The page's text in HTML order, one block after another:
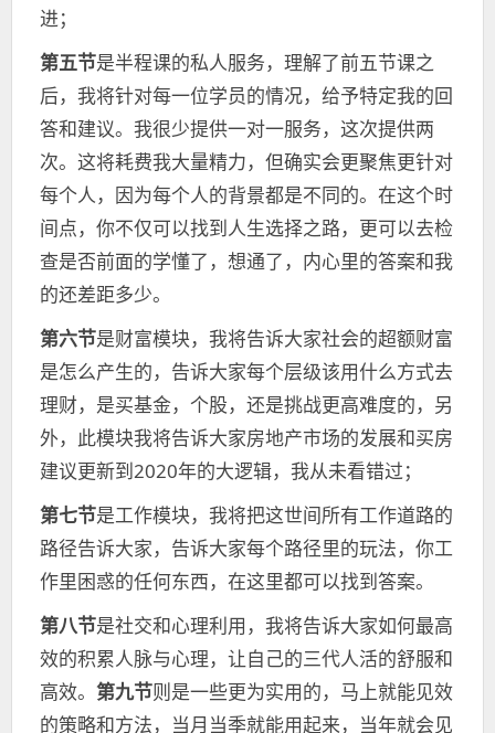
进；
第五节是半程课的私人服务，理解了前五节课之
后，我将针对每一位学员的情况，给予特定我的回
答和建议。我很少提供一对一服务，这次提供两
次。这将耗费我大量精力，但确实会更聚焦更针对
每个人，因为每个人的背景都是不同的。在这个时
间点，你不仅可以找到人生选择之路，更可以去检
查是否前面的学懂了，想通了，内心里的答案和我
的还差距多少。
第六节是财富模块，我将告诉大家社会的超额财富
是怎么产生的，告诉大家每个层级该用什么方式去
理财，是买基金，个股，还是挑战更高难度的，另
外，此模块我将告诉大家房地产市场的发展和买房
建议更新到2020年的大逻辑，我从未看错过；
第七节是工作模块，我将把这世间所有工作道路的
路径告诉大家，告诉大家每个路径里的玩法，你工
作里困惑的任何东西，在这里都可以找到答案。
第八节是社交和心理利用，我将告诉大家如何最高
效的积累人脉与心理，让自己的三代人活的舒服和
高效。 第九节则是一些更为实用的，马上就能见效
的策略和方法，当月当季就能用起来，当年就会见